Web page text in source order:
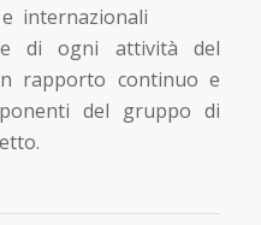
internazionali
di ogni attività del
rapporto continuo e
del gruppo di